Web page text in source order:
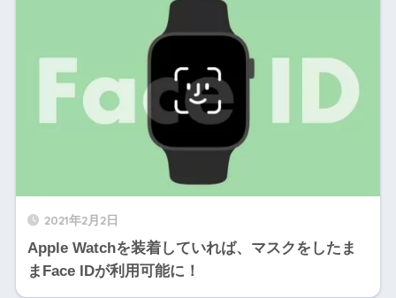
2021年2月2日
Apple Watchを装着していれば、マスクをしたま
まFace IDが利用可能に！